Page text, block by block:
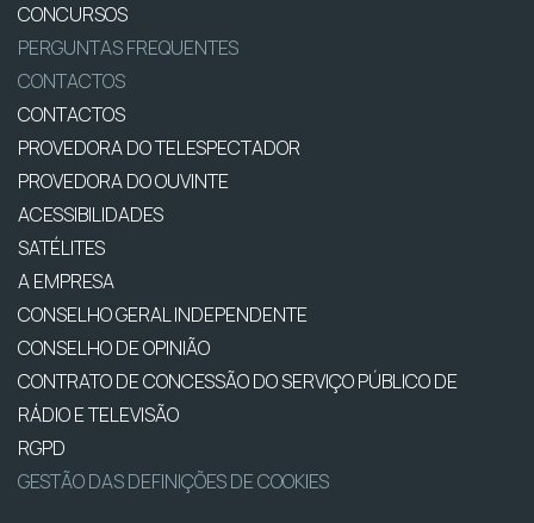
CONCURSOS
PERGUNTAS FREQUENTES
CONTACTOS
CONTACTOS
PROVEDORA DO TELESPECTADOR
PROVEDORA DO OUVINTE
ACESSIBILIDADES
SATÉLITES
A EMPRESA
CONSELHO GERAL INDEPENDENTE
CONSELHO DE OPINIÃO
CONTRATO DE CONCESSÃO DO SERVIÇO PÚBLICO DE
RÁDIO E TELEVISÃO
RGPD
GESTÃO DAS DEFINIÇÕES DE COOKIES